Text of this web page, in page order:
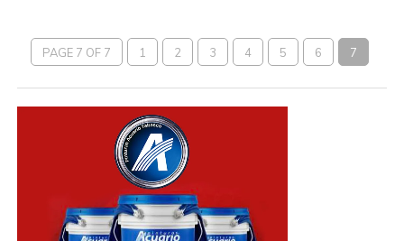
PAGE 7 OF 7 1 2 3 4 5 6 7